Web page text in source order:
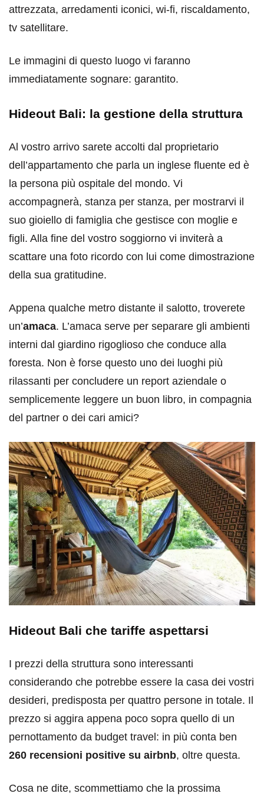
attrezzata, arredamenti iconici, wi-fi, riscaldamento,
tv satellitare.
Le immagini di questo luogo vi faranno
immediatamente sognare: garantito.
Hideout Bali: la gestione della struttura
Al vostro arrivo sarete accolti dal proprietario
dell’appartamento che parla un inglese fluente ed è
la persona più ospitale del mondo. Vi
accompagnerà, stanza per stanza, per mostrarvi il
suo gioiello di famiglia che gestisce con moglie e
figli. Alla fine del vostro soggiorno vi inviterà a
scattare una foto ricordo con lui come dimostrazione
della sua gratitudine.
Appena qualche metro distante il salotto, troverete
un’amaca. L’amaca serve per separare gli ambienti
interni dal giardino rigoglioso che conduce alla
foresta. Non è forse questo uno dei luoghi più
rilassanti per concludere un report aziendale o
semplicemente leggere un buon libro, in compagnia
del partner o dei cari amici?
Hideout Bali che tariffe aspettarsi
I prezzi della struttura sono interessanti
considerando che potrebbe essere la casa dei vostri
desideri, predisposta per quattro persone in totale. Il
prezzo si aggira appena poco sopra quello di un
pernottamento da budget travel: in più conta ben
260 recensioni positive su airbnb, oltre questa.
Cosa ne dite, scommettiamo che la prossima